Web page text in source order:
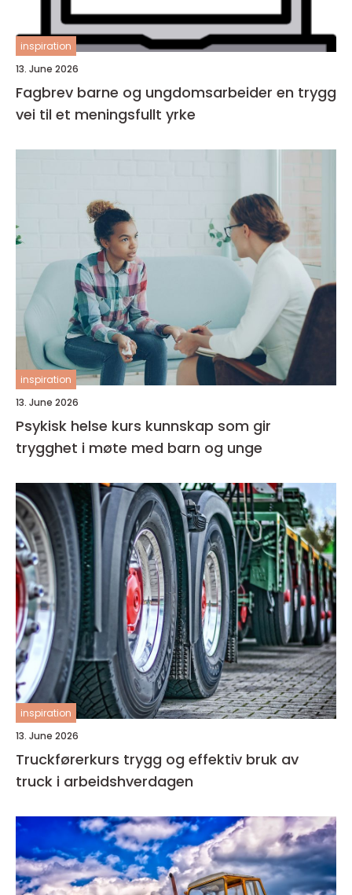
inspiration
13. June 2026
Fagbrev barne og ungdomsarbeider en trygg
vei til et meningsfullt yrke
inspiration
13. June 2026
Psykisk helse kurs kunnskap som gir
trygghet i møte med barn og unge
inspiration
13. June 2026
Truckførerkurs trygg og effektiv bruk av
truck i arbeidshverdagen